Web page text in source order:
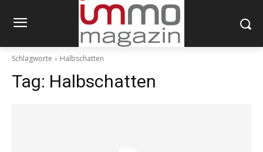
Schlagworte Halbschatten
Tag: Halbschatten